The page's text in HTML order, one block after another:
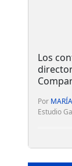
Los
Por
Estudio